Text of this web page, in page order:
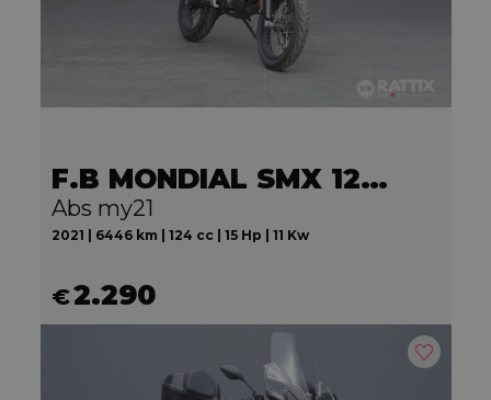
F.B MONDIAL SMX 125 Motard
Abs my21
2021 | 6446 km | 124 cc | 15 Hp | 11 Kw
€2.290